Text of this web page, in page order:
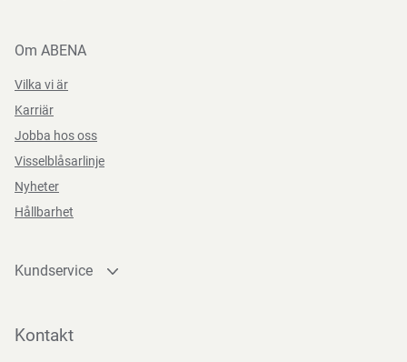
Om ABENA
Vilka vi är
Karriär
Jobba hos oss
Visselblåsarlinje
Nyheter
Hållbarhet
Kundservice
Bli kund
Kontakt